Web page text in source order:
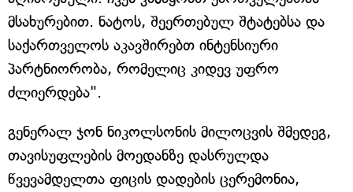
მსახურებით. ნატოს, შეერთებულ შტატებსა და
საქართველოს აკავშირებთ ინტენსიური
პარტნიორობა, რომელიც კიდევ უფრო
ძლიერდება".
გენერალ ჯონ ნიკოლსონის მილოცვის შმედეგ,
თავისუფლების მოედანზე დასრულდა
წვევამდელთა ფიცის დადების ცერემონია,